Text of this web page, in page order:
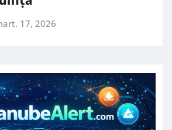
17, 2026